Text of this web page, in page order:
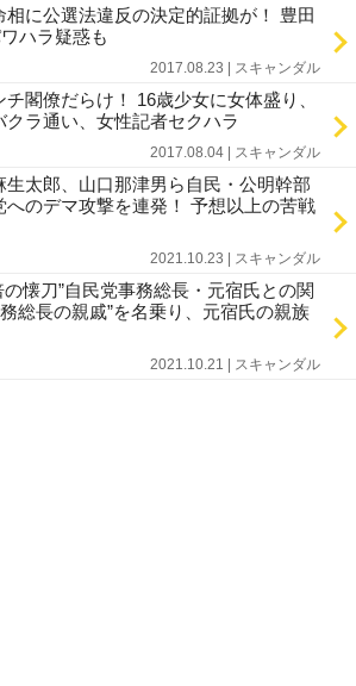
に公選法違反の決定的証拠が！ 豊田
ハラ疑惑も
2017.08.23 | スキャンダル
閣僚だらけ！ 16歳少女に女体盛り、
ラ通い、女性記者セクハラ
2017.08.04 | スキャンダル
太郎、山口那津男ら自民・公明幹部
へのデマ攻撃を連発！ 予想以上の苦戦
2021.10.23 | スキャンダル
懐刀”自民党事務総長・元宿氏との関
総長の親戚”を名乗り、元宿氏の親族
2021.10.21 | スキャンダル